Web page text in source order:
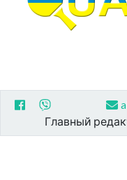
Главный